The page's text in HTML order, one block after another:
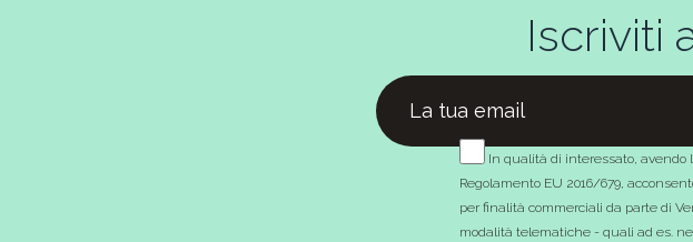
Iscriviti
In qualità di interessato, avendo
Regolamento EU 2016/679,
per finalità commerciali da parte di
modalità telematiche - quali ad es.